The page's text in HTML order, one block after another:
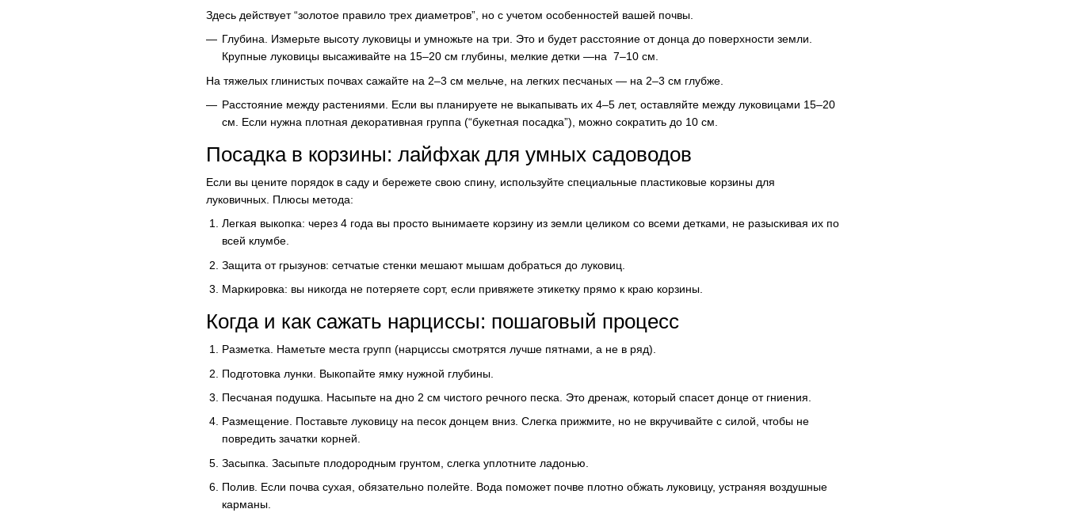
Здесь действует “золотое правило трех диаметров”, но с учетом особенностей вашей почвы.
Глубина. Измерьте высоту луковицы и умножьте на три. Это и будет расстояние от донца до поверхности земли.
Крупные луковицы высаживайте на 15–20 см глубины, мелкие детки —на 7–10 см.
На тяжелых глинистых почвах сажайте на 2–3 см мельче, на легких песчаных — на 2–3 см глубже.
Расстояние между растениями. Если вы планируете не выкапывать их 4–5 лет, оставляйте между луковицами 15–20
см. Если нужна плотная декоративная группа (“букетная посадка”), можно сократить до 10 см.
Посадка в корзины: лайфхак для умных садоводов
Если вы цените порядок в саду и бережете свою спину, используйте специальные пластиковые корзины для
луковичных. Плюсы метода:
Легкая выкопка: через 4 года вы просто вынимаете корзину из земли целиком со всеми детками, не разыскивая их по
всей клумбе.
Защита от грызунов: сетчатые стенки мешают мышам добраться до луковиц.
Маркировка: вы никогда не потеряете сорт, если привяжете этикетку прямо к краю корзины.
Когда и как сажать нарциссы: пошаговый процесс
Разметка. Наметьте места групп (нарциссы смотрятся лучше пятнами, а не в ряд).
Подготовка лунки. Выкопайте ямку нужной глубины.
Песчаная подушка. Насыпьте на дно 2 см чистого речного песка. Это дренаж, который спасет донце от гниения.
Размещение. Поставьте луковицу на песок донцем вниз. Слегка прижмите, но не вкручивайте с силой, чтобы не
повредить зачатки корней.
Засыпка. Засыпьте плодородным грунтом, слегка уплотните ладонью.
Полив. Если почва сухая, обязательно полейте. Вода поможет почве плотно обжать луковицу, устраняя воздушные
карманы.